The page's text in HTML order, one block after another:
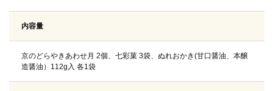
内容量
京のどらやきあわせ月 2個、七彩菓 3袋、ぬれおかき(甘口醤油、本醸
造醤油）112g入 各1袋